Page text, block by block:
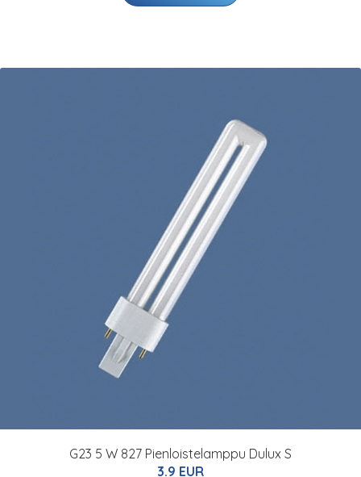
G23 5 W 827 Pienloistelamppu Dulux S
3.9 EUR